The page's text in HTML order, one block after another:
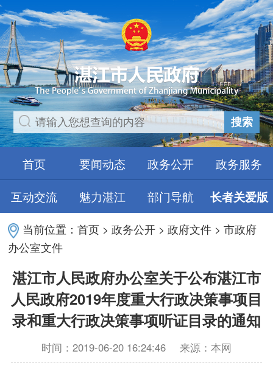
搜索
首页 要闻动态 政务公开
政务服务
互动交流
魅力湛江 部门导航 长者关爱版
当前位置：首页 >政务公开 >政府文件 >市政府
办公室文件
湛江市人民政府办公室关于公布湛江市
人民政府2019年度重大行政决策事项目
录和重大行政决策事项听证目录的通知
时间：2019-06-20 16:24:46 来源：本网